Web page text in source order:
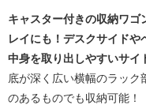
キャスター付きの収納ワゴ
レイにも！デスクサイドや
中身を取り出しやすいサイ
底が深く広い横幅のラック
のあるものでも収納可能！